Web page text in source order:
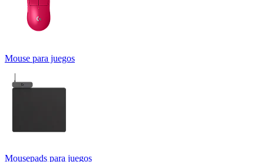
Mouse para juegos
Mousepads para juegos